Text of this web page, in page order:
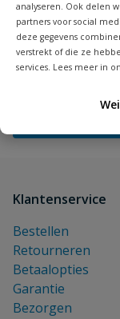
analyseren. Ook delen
partners voor social
deze gegevens
verstrekt of die ze
services. Lees meer in
E-mailadres
Klantenservice
Bestellen
Retourneren
Betaalopties
Garantie
Bezorgen